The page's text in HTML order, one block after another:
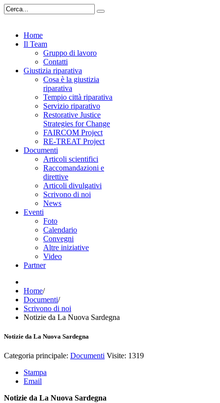
Home
Il Team
Gruppo di lavoro
Contatti
Giustizia riparativa
Cosa è la giustizia
riparativa
Tempio città riparativa
Servizio riparativo
Restorative Justice
Strategies for Change
FAIRCOM Project
RE-TREAT Project
Documenti
Articoli scientifici
Raccomandazioni e
direttive
Articoli divulgativi
Scrivono di noi
News
Eventi
Foto
Calendario
Convegni
Altre iniziative
Video
Partner
Home/
Documenti/
Scrivono di noi
Notizie da La Nuova Sardegna
Notizie da La Nuova Sardegna
Categoria principale: Documenti Visite: 1319
Stampa
Email
Notizie da La Nuova Sardegna